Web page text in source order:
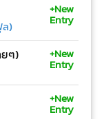
ล)
+New
Entry
ยๆ) +New
Entry
+New
Entry